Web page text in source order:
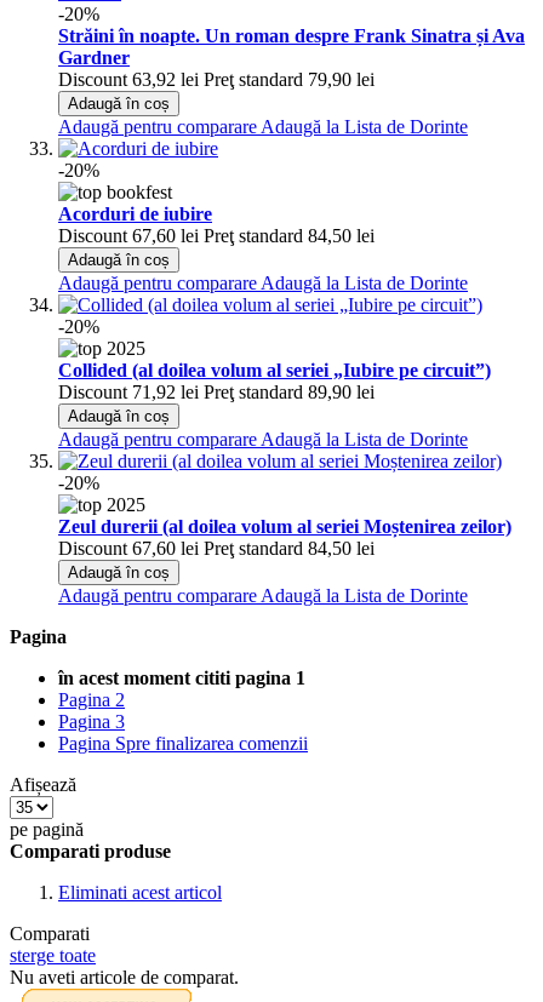
-20%
Străini în noapte. Un roman despre Frank Sinatra și Ava
Gardner
Discount 63,92 lei Preţ standard 79,90 lei
Adaugă în coș
Adaugă pentru comparare Adaugă la Lista de Dorinte
-20%
Acorduri de iubire
Discount 67,60 lei Preţ standard 84,50 lei
Adaugă în coș
Adaugă pentru comparare Adaugă la Lista de Dorinte
-20%
Collided (al doilea volum al seriei „Iubire pe circuit”)
Discount 71,92 lei Preţ standard 89,90 lei
Adaugă în coș
Adaugă pentru comparare Adaugă la Lista de Dorinte
-20%
Zeul durerii (al doilea volum al seriei Moștenirea zeilor)
Discount 67,60 lei Preţ standard 84,50 lei
Adaugă în coș
Adaugă pentru comparare Adaugă la Lista de Dorinte
Pagina
în acest moment cititi pagina 1
Pagina 2
Pagina 3
Pagina Spre finalizarea comenzii
Afișează
pe pagină
Comparati produse
Eliminati acest articol
Comparati
sterge toate
Nu aveti articole de comparat.